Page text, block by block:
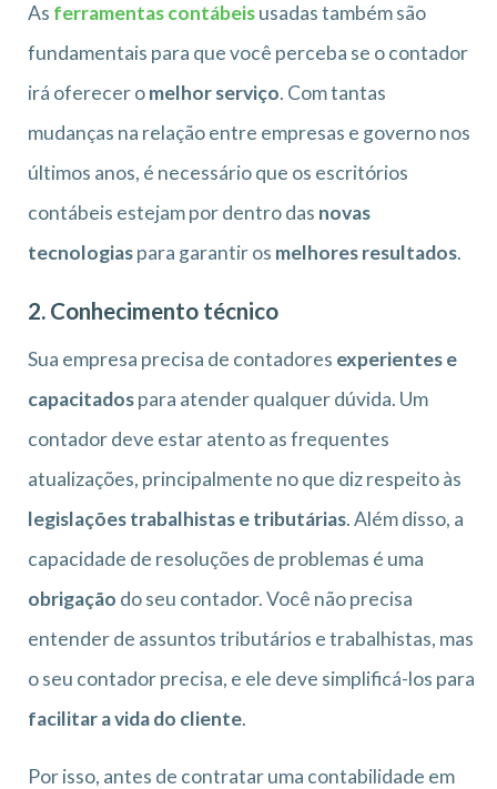
As ferramentas contábeisusadas também são
fundamentais para que você perceba se o contador
irá oferecer omelhor serviço. Com tantas
mudanças na relação entre empresas e governo nos
últimos anos, é necessário que os escritórios
contábeis estejam por dentro das novas
tecnologiaspara garantir os melhores resultados.
2. Conhecimento técnico
Sua empresa precisa de contadores experientes e
capacitadospara atender qualquer dúvida. Um
contador deve estar atento as frequentes
atualizações, principalmente no que diz respeito às
legislações trabalhistas e tributárias. Além disso, a
capacidade de resoluções de problemas é uma
obrigação do seu contador. Você não precisa
entender de assuntos tributários e trabalhistas, mas
o seu contador precisa, e ele deve simplificá-los para
facilitar a vida do cliente.
Por isso, antes de contratar uma contabilidade em